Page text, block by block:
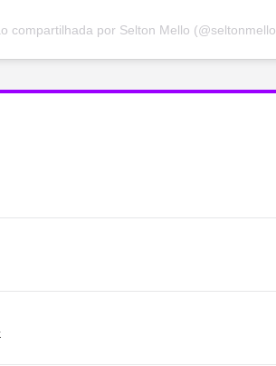
compartilhada por Selton Mello